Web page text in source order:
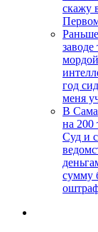
скажу
год
меня
В
на 200
Суд и
сумму